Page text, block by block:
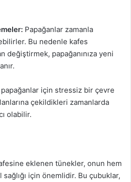
Papağanlar zamanla
Bu nedenle kafes
değiştirmek, papağanınıza yeni
için stressiz bir çevre
çekildikleri zamanlarda
olabilir.
eklenen tünekler, onun hem
için önemlidir. Bu çubuklar,